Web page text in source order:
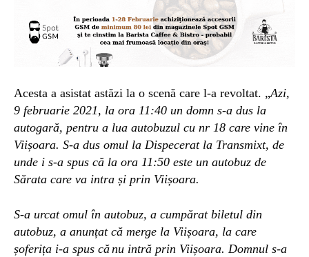
Acesta a asistat astăzi la o scenă care l-a revoltat. „Azi,
9 februarie 2021, la ora 11:40 un domn s-a dus la
autogară, pentru a lua autobuzul cu nr 18 care vine în
Viișoara. S-a dus omul la Dispecerat la Transmixt, de
unde i s-a spus că la ora 11:50 este un autobuz de
Sărata care va intra și prin Viișoara.
S-a urcat omul în autobuz, a cumpărat biletul din
autobuz, a anunțat că merge la Viișoara, la care
șoferița i-a spus cănu intră prin Viișoara. Domnul s-a